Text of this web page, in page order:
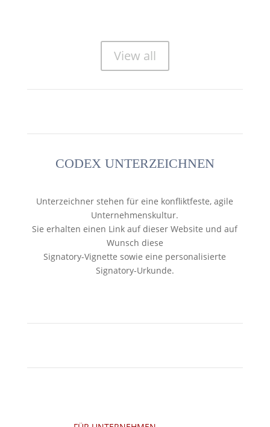
View all
CODEX UNTERZEICHNEN
Unterzeichner stehen für eine konfliktfeste, agile
Unternehmenskultur.
Sie erhalten einen Link auf dieser Website und auf
Wunsch diese
Signatory-Vignette sowie eine personalisierte
Signatory-Urkunde.